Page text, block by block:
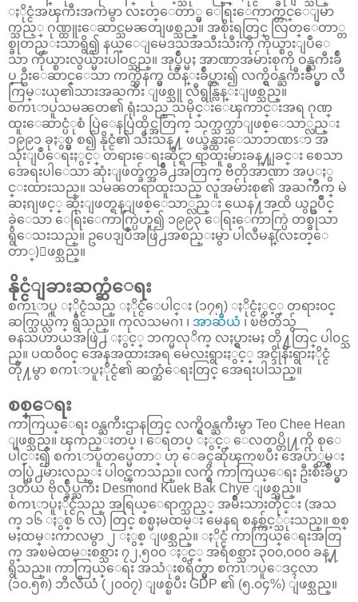
ႏိုင္ငံအၾကီးအကဲမွာ လႊတ္ေတာ္မွ ေရြးေကာက္တင္ေျမာ
က္သည့္ ဂုဏ္ထူးေဆာင္သမၼတျဖစ္သည္။ အစိုးရတြင္ လြတ္ေတာ္တ
စ္ခုတည္းသာရွိ၍ နယ္ေျမေဒသအသီးသီးကို ကိုယ္စားျပဳေ
သာ ကိုယ္စားလွယ္မ်ားပါဝင္သည္။ အုပ္ခ်ဳပ္မႈ အာဏာအမ်ားစုကို ဝန္ႀကီးခ်ဳ
ပ္ ဦးေဆာင္ေသာ ကက္ဘိနက္မွ ထိန္းခ်ဳပ္ထား၍ လက္ရွိ၀န္ႀကီးခ်ဳပ္မွာ လီ
ကြမ္းယု၏သားအႀကီး ျဖစ္သူ လီရွန္လြန္းျဖစ္သည္။
စကၤာပူသမၼတ၏ ရုံးသည္ သမိုင္းေၾကာင္းအရ ဂုဏ္
ထူးေဆာင္ပံုစံ ပြဲေနပြဲထိုင္အတြက္ သက္သက္သာျဖစ္ေသာ္လည္း
၁၉၉၁ ခုႏွစ္မွ စ၍ နိုင္ငံ၏ သီးသန္႔ ဖယ္ခ်န္ထားေသာဘဏၭာ အ
သုံးျပဳေရးႏွင့္ တရားေရးဆိုင္ရာ ရာထူးမ်ားခန္႔ျခင္း စေသာ
အေရးပါေသာ ဆုံးျဖတ္ခ်က္အခ်ဳိ႕အတြက္ ဗီတိုအာဏာ အပ္ႏွ
င္းထားသည္။ သမၼတရာထူးသည္ လူအမ်ားစု၏ အႀကိဳက္ မဲ
ဆႏၵျဖင့္ ဆုံးျဖတ္ရန္ျဖစ္ေသာ္လည္း ယေန႔အထိ ယွဥ္ၿပိဳင္
ခဲ့ေသာ ေရြးေကာက္ပြဲဟူ၍ ၁၉၉၃ ေရြးေကာက္ပြဲ တစ္ခုသာ
ရွိေသးသည္။ ဥပေဒျပဳအဖြဲ႕အစည္းမွာ ပါလီမန္(လႊတ္ေ
တာ္)ျဖစ္သည္။
နိုင္ငံျခားဆက္ဆံေရး
စကၤာပူ ႏိုင္ငံသည္ ႏိုင္ငံေပါင္း (၁၇၅) ႏိုင္ငံႏွင့္ တရား၀င္
ဆက္သြယ္လ်က္ ရွိသည္။ ကုလသမဂၢ ၊ အာဆီယံ ၊ ၿဗိတိသွ်
ဓနသဟာယအဖြဲ႕ ႏွင့္ ဘက္မလုိက္ လႈပ္ရွားမႈ တို႔တြင္ ပါ၀င္သ
ည္။ ပထ၀ီ၀င္ အေနအထားအရ မေလးရွားႏွင့္ အင္ဒိုနီးရွားႏိုင္ငံ
တို႔မွာ စကၤာပူႏိုင္ငံ၏ ဆက္ဆံေရးတြင္ အေရးပါသည္။
စစ္ေရး
ကာကြယ္ေရး ၀န္ႀကီးဌာနတြင္ လက္ရွိ၀န္ႀကီးမွာ Teo Chee Hean
ျဖစ္သည္။ ၾကည္းတပ္ ၊ ေရတပ္ ႏွင့္ ေလတပ္တို႔ကို စုေ
ပါင္း၍ စကၤာပူတပ္မေတာ္ ဟု ေခၚဆိုၾကၿပီး အေပ်ာ္တမ္း
တပ္ဖြဲ႕မ်ားလည္း ပါ၀င္ၾကသည္။ လက္ရွိ ကာကြယ္ေရး ဦးစီးခ်ဳပ္မွာ
ဒုတိယ ဗိုလ္ခ်ဳပ္ႀကီး Desmond Kuek Bak Chye ျဖစ္သည္။
စကၤာပူႏိုင္ငံသည္ အရြယ္ေရာက္သည့္ အမ်ိဳးသားတိုင္း (အသ
က္ ၁၆ ႏွစ္ ၆ လ) တြင္ စစ္မႈမထမ္း မေနရ စနစ္က်င့္သံုးသည္။ စစ္
မႈထမ္းကာလမွာ ၂ ႏွစ္ ျဖစ္သည္။ ႏိုင္ငံ ကာကြယ္ေရးအတြ
က္ အၿမဲထမ္းစစ္သား ၇၂,၅၀၀ ႏွင့္ အရံစစ္သား ၃၀၀,၀၀၀ ခန္႔
ရွိသည္။ ကာကြယ္ေရး အသံုးစရိတ္မွာ စကၤာပူေဒၚလာ
(၁၀.၅၈) ဘီလီယံ (၂၀၀၇) ျဖစ္ၿပီး GDP ၏ (၅.၀၄%) ျဖစ္သည္။